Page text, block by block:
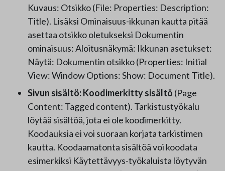
Kuvaus: Otsikko (File: Properties: Description:
Title). Lisäksi Ominaisuus-ikkunan kautta pitää
asettaa otsikko oletukseksi Dokumentin
ominaisuus: Aloitusnäkymä: Ikkunan asetukset:
Näytä: Dokumentin otsikko (Properties: Initial
View: Window Options: Show: Document Title).
Sivun sisältö: Koodimerkitty sisältö (Page
Content: Tagged content). Tarkistustyökalu
löytää sisältöä, jota ei ole koodimerkitty.
Koodauksia ei voi suoraan korjata tarkistimen
kautta. Koodaamatonta sisältöä voi koodata
esimerkiksi Käytettävyys-työkaluista löytyvän